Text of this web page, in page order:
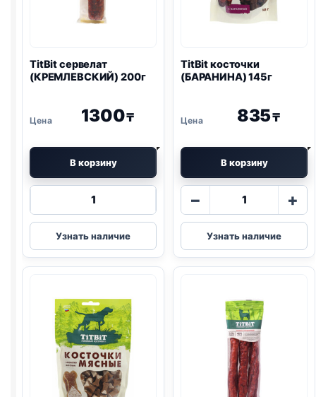
TitBit сервелат
(КРЕМЛЕВСКИЙ) 200г
1300₸
В корзину
Количество
TitBit
сервелат
(КРЕМЛЕВСКИЙ)
Узнать наличие
TitBit косточки
(БАРАНИНА) 145г
835₸
В корзину
−
Количество
TitBit
косточки
(БАРАНИНА)
+
Узнать наличие